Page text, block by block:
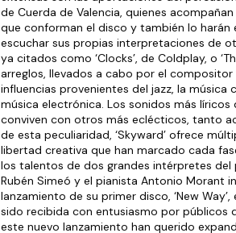
de Cuerda de Valencia, quienes
que conforman el disco y también lo harán
escuchar sus propias interpretaciones de
ya citados como ‘Clocks’, de Coldplay, o
arreglos, llevados a cabo por el
influencias provenientes del jazz, la
música electrónica. Los sonidos más
conviven con otros más eclécticos, tanto
de esta peculiaridad, ‘Skyward’ ofrece
libertad creativa que han marcado cada
los talentos de dos grandes intérpretes
Rubén Simeó y el pianista Antonio Morant
lanzamiento de su primer disco, ‘New
sido recibida con entusiasmo por públicos
este nuevo lanzamiento han querido